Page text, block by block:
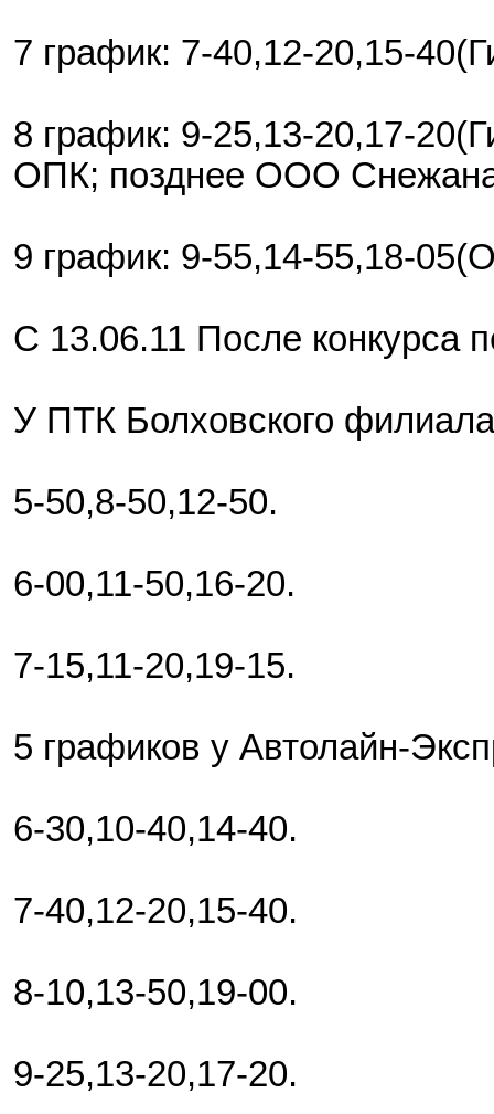
7 график: 7-40,12-20,15-
8 график: 9-25,13-20,17-
ОПК; позднее ООО
9 график: 9-55,14-55,18-
С 13.06.11 После конкурса
У ПТК Болховского
5-50,8-50,12-50.
6-00,11-50,16-20.
7-15,11-20,19-15.
5 графиков у Автолайн-
6-30,10-40,14-40.
7-40,12-20,15-40.
8-10,13-50,19-00.
9-25,13-20,17-20.